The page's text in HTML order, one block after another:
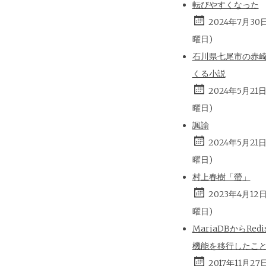
転びやすくなった
2024年7月30
曜日)
石川県七尾市の赤
くる小説
2024年5月21
曜日)
諷諭
2024年5月21
曜日)
村上春樹「螢」
2023年4月12
曜日)
MariaDBから
機能を移行したこ
2017年11月27